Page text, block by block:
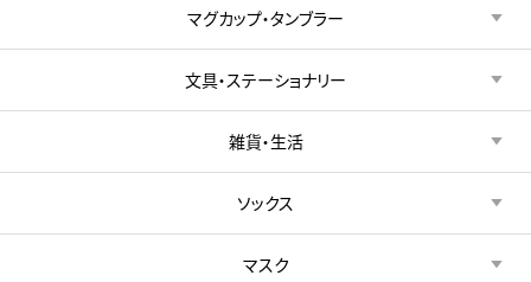
マグカップ・タンブラー
文具・ステーショナリー
雑貨・生活
ソックス
マスク